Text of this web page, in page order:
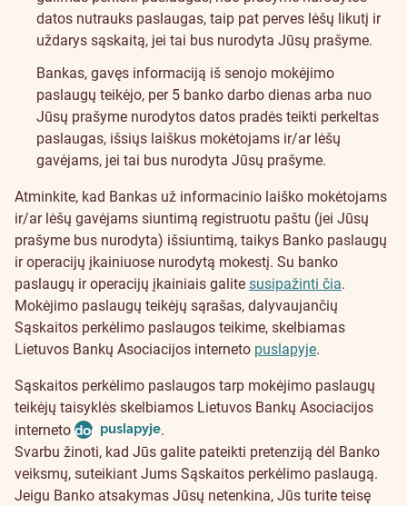
datos nutrauks paslaugas, taip pat perves lėšų likutį ir
uždarys sąskaitą, jei tai bus nurodyta Jūsų prašyme.
Bankas, gavęs informaciją iš senojo mokėjimo
paslaugų teikėjo, per 5 banko darbo dienas arba nuo
Jūsų prašyme nurodytos datos pradės teikti perkeltas
paslaugas, išsiųs laiškus mokėtojams ir/ar lėšų
gavėjams, jei tai bus nurodyta Jūsų prašyme.
Atminkite, kad Bankas už informacinio laiško mokėtojams
ir/ar lėšų gavėjams siuntimą registruotu paštu (jei Jūsų
prašyme bus nurodyta) išsiuntimą, taikys Banko paslaugų
ir operacijų įkainiuose nurodytą mokestį. Su banko
paslaugų ir operacijų įkainiais galite susipažinti čia.
Mokėjimo paslaugų teikėjų sąrašas, dalyvaujančių
Sąskaitos perkėlimo paslaugos teikime, skelbiamas
Lietuvos Bankų Asociacijos interneto puslapyje.
Sąskaitos perkėlimo paslaugos tarp mokėjimo paslaugų
teikėjų taisyklės skelbiamos Lietuvos Bankų Asociacijos
interneto document
puslapyje.
Svarbu žinoti, kad Jūs galite pateikti pretenziją dėl Banko
veiksmų, suteikiant Jums Sąskaitos perkėlimo paslaugą.
Jeigu Banko atsakymas Jūsų netenkina, Jūs turite teisę